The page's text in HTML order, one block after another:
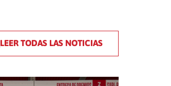
LEER TODAS LAS NOTICIAS